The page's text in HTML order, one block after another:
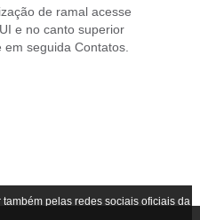
de ramal acesse
e no canto superior
seguida Contatos.
pelas redes sociais oficiais da